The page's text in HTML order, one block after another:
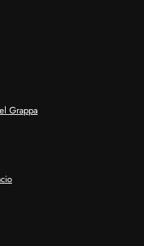
Grappa